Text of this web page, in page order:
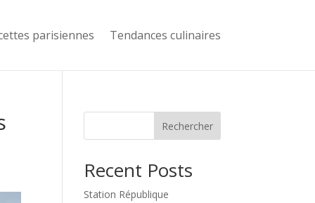
parisiennes Tendances culinaires
Rechercher
Recent Posts
Station République